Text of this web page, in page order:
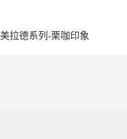
美拉德系列-栗咖印象